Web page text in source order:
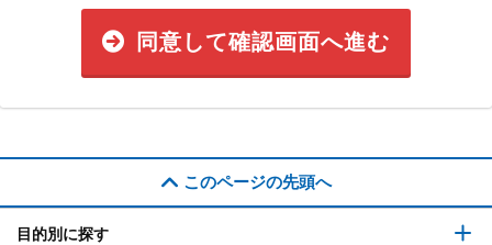
同意して確認画面へ進む
このページの先頭へ
目的別に探す